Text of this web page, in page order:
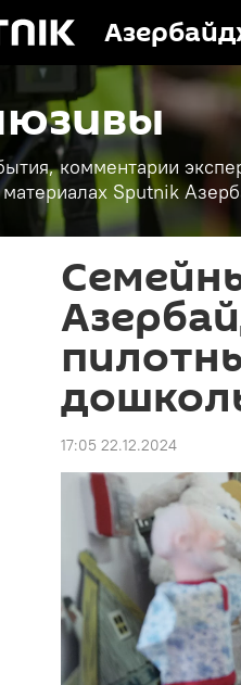
комментарии
Sputnik
17:05 22.12.2024